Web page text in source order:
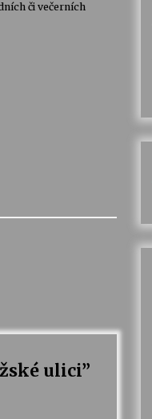
či večerních
ulici”